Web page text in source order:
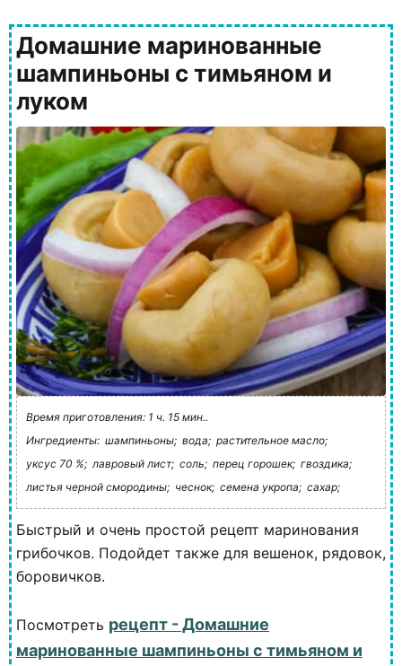
Домашние маринованные
шампиньоны с тимьяном и
луком
Время приготовления: 1 ч. 15 мин..
Ингредиенты: шампиньоны; вода; растительное масло;
уксус 70 %; лавровый лист; соль; перец горошек; гвоздика;
листья черной смородины; чеснок; семена укропа; сахар;
Быстрый и очень простой рецепт маринования
грибочков. Подойдет также для вешенок, рядовок,
боровичков.
Посмотреть рецепт - Домашние
маринованные шампиньоны с тимьяном и